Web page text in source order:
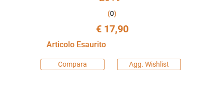
(0)
€ 17,90
Articolo Esaurito
Compara Agg. Wishlist